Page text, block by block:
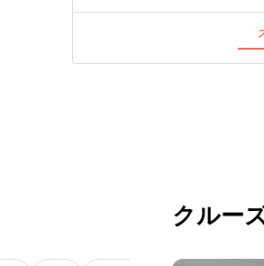
クルー